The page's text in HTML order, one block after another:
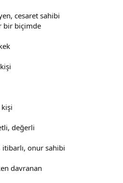
cesaret sahibi
bir biçimde
değerli
itibarlı, onur sahibi
davranan